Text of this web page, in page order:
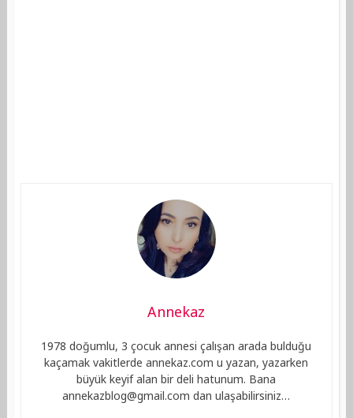
Annekaz
1978 doğumlu, 3 çocuk annesi çalışan arada bulduğu
kaçamak vakitlerde annekaz.com u yazan, yazarken
büyük keyif alan bir deli hatunum. Bana
annekazblog@gmail.com dan ulaşabilirsiniz…